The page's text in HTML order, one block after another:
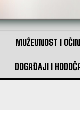
MUŽEVNOST I
DOGAĐAJI I